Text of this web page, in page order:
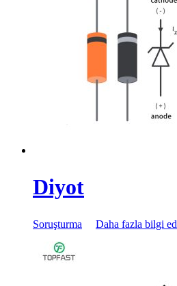
Diyot
Soruşturma Daha fazla bilgi